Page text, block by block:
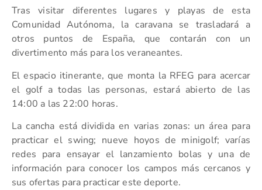
Tras visitar diferentes lugares y playas de esta
Comunidad Autónoma, la caravana se trasladará a
otros puntos de España, que contarán con un
divertimento más para los veraneantes.
El espacio itinerante, que monta la RFEG para acercar
el golf a todas las personas, estará abierto de las
14:00 a las 22:00 horas.
La cancha está dividida en varias zonas: un área para
practicar el swing; nueve hoyos de minigolf; varías
redes para ensayar el lanzamiento bolas y una de
información para conocer los campos más cercanos y
sus ofertas para practicar este deporte.